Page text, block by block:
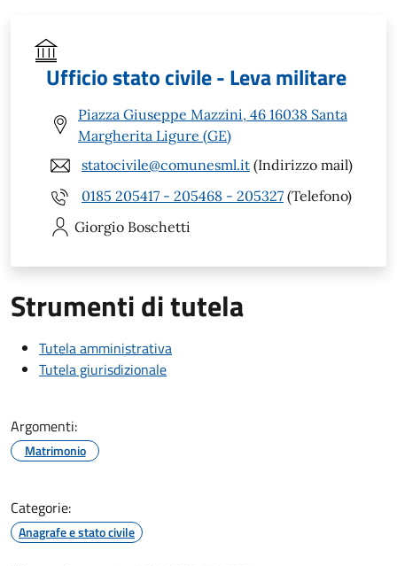
Ufficio stato civile - Leva militare
Piazza Giuseppe Mazzini, 46 16038 Santa
Margherita Ligure (GE)
statocivile@comunesml.it (Indirizzo mail)
0185 205417 - 205468 - 205327 (Telefono)
Giorgio Boschetti
Strumenti di tutela
Tutela amministrativa
Tutela giurisdizionale
Argomenti:
Matrimonio
Categorie:
Anagrafe e stato civile